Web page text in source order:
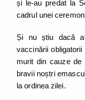
și le-au predat la
cadrul unei
Și nu știu dacă
vaccinării
murit din cauze de
bravii noștri
la ordinea zilei.